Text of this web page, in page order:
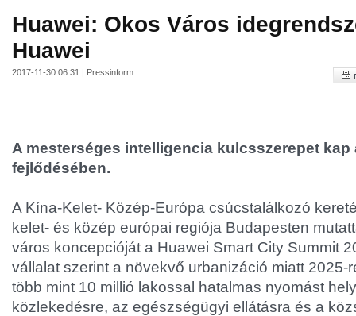
Huawei: Okos Város
Huawei
2017-11-30 06:31 | Pressinform
A mesterséges intelligencia kulcsszerepet
fejlődésében.
A Kína-Kelet- Közép-Európa csúcstalálkozó
kelet- és közép európai regiója Budapesten
város koncepcióját a Huawei Smart City Summit
vállalat szerint a növekvő urbanizáció miatt 2025-
több mint 10 millió lakossal hatalmas nyomást
közlekedésre, az egészségügyi ellátásra és a